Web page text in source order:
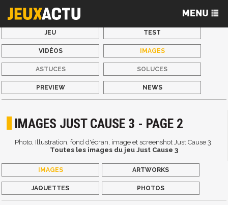
JEU TEST
VIDÉOS IMAGES
ASTUCES SOLUCES
PREVIEW NEWS
IMAGES JUST CAUSE 3 - PAGE 2
Photo, Illustration, fond d'écran, image et screenshot Just Cause 3.
Toutes les images du jeu Just Cause 3
IMAGES ARTWORKS
JAQUETTES PHOTOS